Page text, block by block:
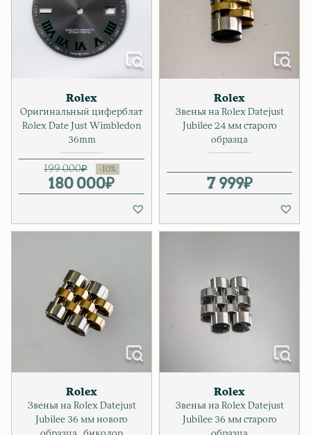
Rolex
Оригинальный циферблат
Rolex Date Just Wimbledon
36mm
199 000₽
Первоначальная цена
180 000₽
Текущая цена: 180 000₽.
Rolex
Звенья на Rolex Datejust
Jubilee 24 мм старого
образца
7 999₽
Rolex
Звенья на Rolex Datejust
Jubilee 36 мм нового
Rolex
Звенья на Rolex Datejust
Jubilee 36 мм старого